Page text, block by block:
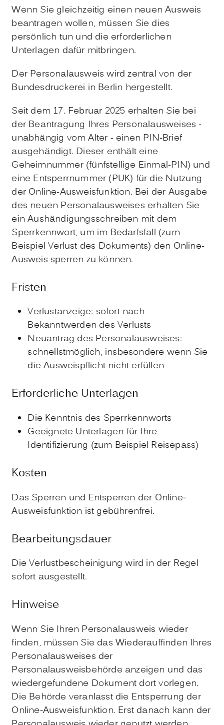
Wenn Sie gleichzeitig einen neuen Ausweis
beantragen wollen, müssen Sie dies
persönlich tun und die erforderlichen
Unterlagen dafür mitbringen.
Der Personalausweis wird zentral von der
Bundesdruckerei in Berlin hergestellt.
Seit dem 17. Februar 2025 erhalten Sie bei
der Beantragung Ihres Personalausweises -
unabhängig vom Alter - einen PIN-Brief
ausgehändigt. Dieser enthält eine
Geheimnummer (fünfstellige Einmal-PIN) und
eine Entsperrnummer (PUK) für die Nutzung
der Online-Ausweisfunktion. Bei der Ausgabe
des neuen Personalausweises erhalten Sie
ein Aushändigungsschreiben mit dem
Sperrkennwort, um im Bedarfsfall (zum
Beispiel Verlust des Dokuments) den Online-
Ausweis sperren zu können.
Fristen
Verlustanzeige: sofort nach
Bekanntwerden des Verlusts
Neuantrag des Personalausweises:
schnellstmöglich, insbesondere wenn Sie
die Ausweispflicht nicht erfüllen
Erforderliche Unterlagen
Die Kenntnis des Sperrkennworts
Geeignete Unterlagen für Ihre
Identifizierung (zum Beispiel Reisepass)
Kosten
Das Sperren und Entsperren der Online-
Ausweisfunktion ist gebührenfrei.
Bearbeitungsdauer
Die Verlustbescheinigung wird in der Regel
sofort ausgestellt.
Hinweise
Wenn Sie Ihren Personalausweis wieder
finden, müssen Sie das Wiederauffinden Ihres
Personalausweises der
Personalausweisbehörde anzeigen und das
wiedergefundene Dokument dort vorlegen.
Die Behörde veranlasst die Entsperrung der
Online-Ausweisfunktion. Erst danach kann der